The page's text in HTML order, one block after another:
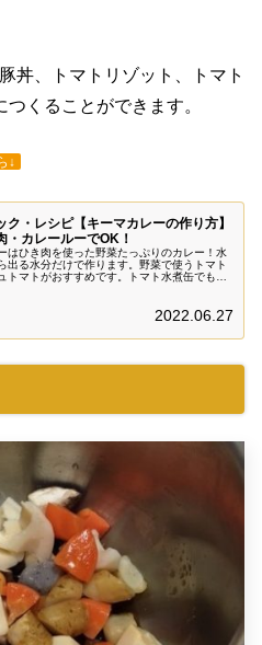
丼、トマトリゾット、トマト
くることができます。
↓
ク・レシピ【キーマカレーの作り方】
・カレールーでOK！
はひき肉を使った野菜たっぷりのカレー！水
出る水分だけで作ります。野菜で使うトマト
トマトがおすすめです。トマト水煮缶でも作
2022.06.27